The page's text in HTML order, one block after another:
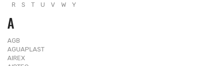
R
S T U V W Y
A
AGB
AGUAPLAST
AIREX